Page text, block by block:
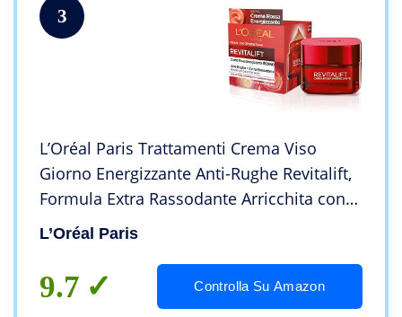
3
L’Oréal Paris Trattamenti Crema Viso
Giorno Energizzante Anti-Rughe Revitalift,
Formula Extra Rassodante Arricchita con
Ginseng Rosso e Proretinolo Avanzato, 50
L’Oréal Paris
9.7 Controlla Su Amazon